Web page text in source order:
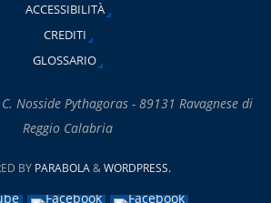
ACCESSIBILITÀ
CREDITI
GLOSSARIO
Nosside Pythagoras - 89131 Ravagnese di
Reggio Calabria
BY PARABOLA&WORDPRESS.